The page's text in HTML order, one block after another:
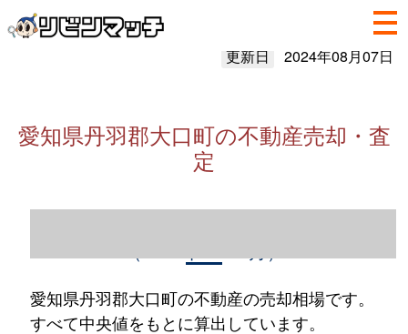
更新日 2024年08月07日
愛知県丹羽郡大口町の不動産売却・査
定
愛知県丹羽郡大口町の不動産の売却相場です。
すべて中央値をもとに算出しています。